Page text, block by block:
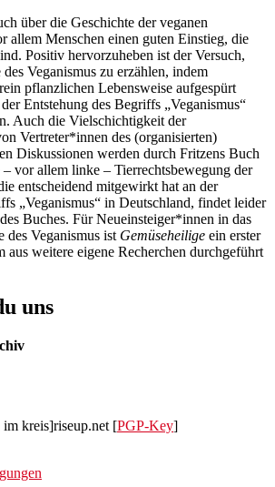
über die Geschichte der veganen
allem Menschen einen guten Einstieg, die
Positiv hervorzuheben ist der Versuch,
Veganismus zu erzählen, indem
pflanzlichen Lebensweise aufgespürt
Entstehung des Begriffs „Veganismus“
Auch die Vielschichtigkeit der
Vertreter*innen des (organisierten)
Diskussionen werden durch Fritzens Buch
vor allem linke – Tierrechtsbewegung der
entscheidend mitgewirkt hat an der
„Veganismus“ in Deutschland, findet leider
Buches. Für Neueinsteiger*innen in das
des Veganismus ist Gemüseheilige ein erster
weitere eigene Recherchen durchgeführt
uns
kreis]riseup.net [PGP-Key]